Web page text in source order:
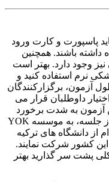
پاسپورت و کارت ورود
داشته باشند. همچنین
وجود دارد. بهتر است
نرم استفاده کنید و
آزمون، برگزارکنندگان
داوطلبان قرار می
آزمون به شدت برخورد
می شود و افراد متخلف علاوه بر اخراج از جلسه، به موسسه YOK
از دانشگاه های ترکیه
این کشور شرکت نمایند.
پشت سر گذارید بهتر